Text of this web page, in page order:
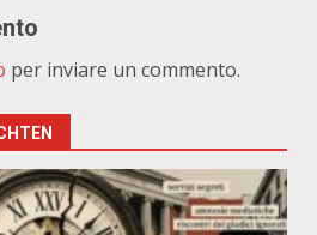
per inviare un commento.